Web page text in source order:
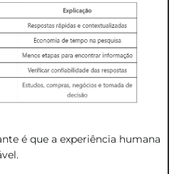
é que a experiência humana